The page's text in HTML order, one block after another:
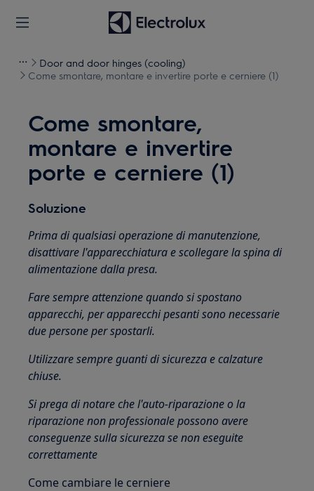
Door and door hinges (cooling)
Come smontare, montare e invertire porte e cerniere (1)
Come smontare,
montare e invertire
porte e cerniere (1)
Soluzione
Prima di qualsiasi operazione di manutenzione,
disattivare l'apparecchiatura e scollegare la spina di
alimentazione dallapresa.
Fare sempre attenzione quando si spostano
apparecchi, per apparecchi pesanti sono necessarie
due persone per spostarli.
Utilizzare sempre guanti di sicurezza e calzature
chiuse.
Si prega di notare che l'auto-riparazione o la
riparazione non professionale possono avere
conseguenze sulla sicurezza se non eseguite
correttamente
Come cambiare le cerniere